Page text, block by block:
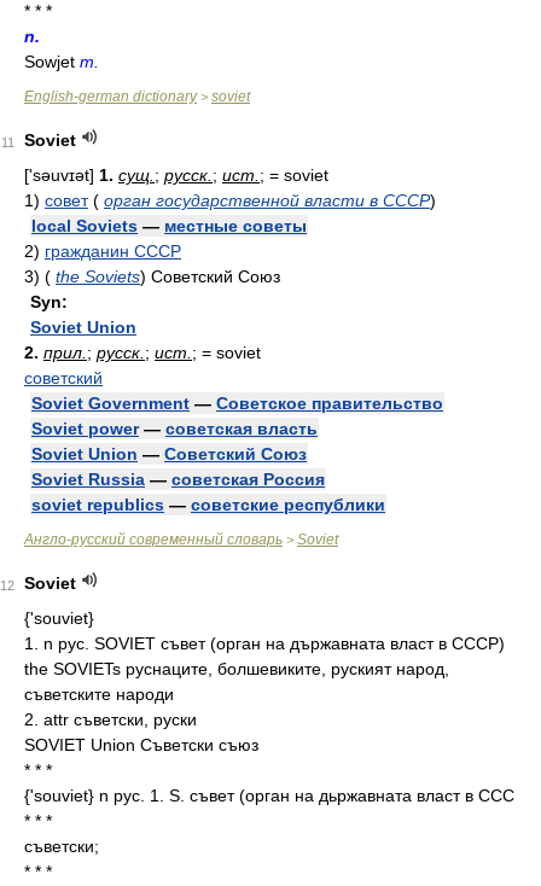
* * *
n.
Sowjet m.
English-german dictionary> soviet
11
Soviet
['səuvɪət] 1. сущ. ; русск. ; ист. ; = soviet
1) совет ( орган государственной власти в СССР)
local Soviets — местные советы
2) гражданин СССР
3) ( the Soviets) Советский Союз
Syn:
Soviet Union
2. прил. ; русск. ; ист. ; = soviet
советский
Soviet Government — Советское правительство
Soviet power— советская власть
Soviet Union — Советский Союз
Soviet Russia — советская Россия
soviet republics — советские республики
Англо-русский современный словарь > Soviet
12
Soviet
{'souviet}
1. n рус. SOVIET съвет (орган на държавната власт в СССР)
the SOVIETs руснаците, болшевиките, руският народ,
съветските народи
2. attr съветски, руски
SOVIET Union Съветски съюз
* * *
{'souviet} n рус. 1. S. съвет (орган на дьржавната власт в ССС
* * *
съветски;
* * *